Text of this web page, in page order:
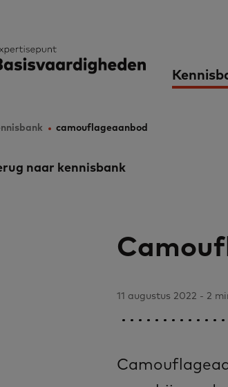
Main
camouflageaanbod
naar kennisbank
11 augustus 2022 - 2